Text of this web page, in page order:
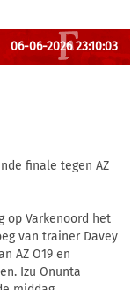
06-06-2026 23:10:03
finale tegen AZ
op Varkenoord het
van trainer Davey
AZ O19 en
Izu Onunta